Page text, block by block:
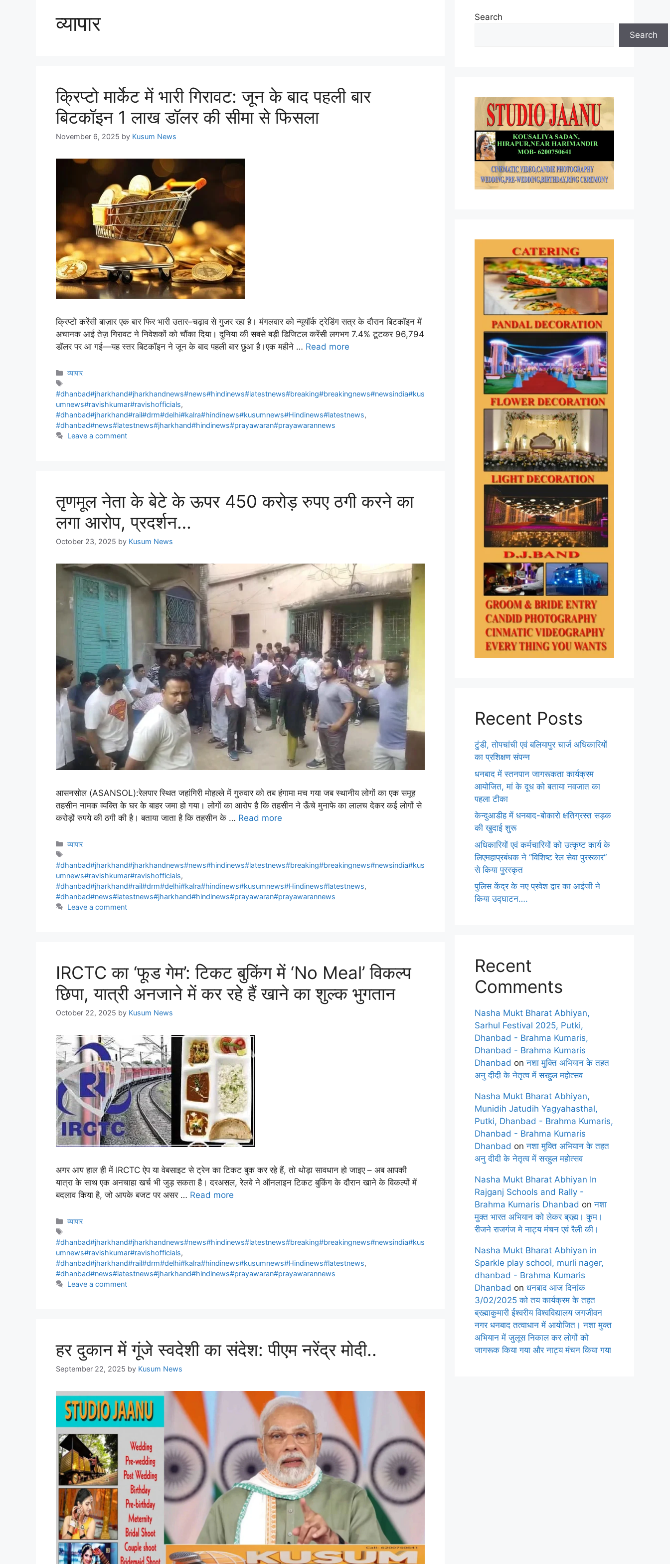
व्यापार
क्रिप्टो मार्केट में भारी गिरावट: जून के बाद पहली बार
बिटकॉइन 1 लाख डॉलर की सीमा से फिसला
November 6, 2025 by Kusum News
क्रिप्टो करेंसी बाज़ार एक बार फिर भारी उतार–चढ़ाव से गुजर रहा है। मंगलवार को न्यूयॉर्क ट्रेडिंग सत्र के दौरान बिटकॉइन में
अचानक आई तेज़ गिरावट ने निवेशकों को चौंका दिया। दुनिया की सबसे बड़ी डिजिटल करेंसी लगभग 7.4% टूटकर 96,794
डॉलर पर आ गई—यह स्तर बिटकॉइन ने जून के बाद पहली बार छुआ है।एक महीने … Read more
व्यापार
#dhanbad#jharkhand#jharkhandnews#news#hindinews#latestnews#breaking#breakingnews#newsindia#kus
umnews#ravishkumar#ravishofficials,
#dhanbad#jharkhand#rail#drm#delhi#kalra#hindinews#kusumnews#Hindinews#latestnews,
#dhanbad#news#latestnews#jharkhand#hindinews#prayawaran#prayawarannews
Leave a comment
तृणमूल नेता के बेटे के ऊपर 450 करोड़ रुपए ठगी करने का
लगा आरोप, प्रदर्शन…
October 23, 2025 by Kusum News
आसनसोल (ASANSOL):रेलपार स्थित जहांगिरी मोहल्ले में गुरुवार को तब हंगामा मच गया जब स्थानीय लोगों का एक समूह
तहसीन नामक व्यक्ति के घर के बाहर जमा हो गया। लोगों का आरोप है कि तहसीन ने ऊँचे मुनाफे का लालच देकर कई लोगों से
करोड़ों रुपये की ठगी की है। बताया जाता है कि तहसीन के … Read more
व्यापार
#dhanbad#jharkhand#jharkhandnews#news#hindinews#latestnews#breaking#breakingnews#newsindia#kus
umnews#ravishkumar#ravishofficials,
#dhanbad#jharkhand#rail#drm#delhi#kalra#hindinews#kusumnews#Hindinews#latestnews,
#dhanbad#news#latestnews#jharkhand#hindinews#prayawaran#prayawarannews
Leave a comment
IRCTC का ‘फूड गेम’: टिकट बुकिंग में ‘No Meal’ विकल्प
छिपा, यात्री अनजाने में कर रहे हैं खाने का शुल्क भुगतान
October 22, 2025 by Kusum News
अगर आप हाल ही में IRCTC ऐप या वेबसाइट से ट्रेन का टिकट बुक कर रहे हैं, तो थोड़ा सावधान हो जाइए – अब आपकी
यात्रा के साथ एक अनचाहा खर्च भी जुड़ सकता है। दरअसल, रेलवे ने ऑनलाइन टिकट बुकिंग के दौरान खाने के विकल्पों में
बदलाव किया है, जो आपके बजट पर असर … Read more
व्यापार
#dhanbad#jharkhand#jharkhandnews#news#hindinews#latestnews#breaking#breakingnews#newsindia#kus
umnews#ravishkumar#ravishofficials,
#dhanbad#jharkhand#rail#drm#delhi#kalra#hindinews#kusumnews#Hindinews#latestnews,
#dhanbad#news#latestnews#jharkhand#hindinews#prayawaran#prayawarannews
Leave a comment
हर दुकान में गूंजे स्वदेशी का संदेश: पीएम नरेंद्र मोदी..
September 22, 2025 by Kusum News
Search
Search
Recent Posts
टुंडी, तोपचांची एवं बलियापुर चार्ज अधिकारियों
का प्रशिक्षण संपन्न
धनबाद में स्तनपान जागरूकता कार्यक्रम
आयोजित, मां के दूध को बताया नवजात का
पहला टीका
केन्दुआडीह में धनबाद-बोकारो क्षतिग्रस्त सड़क
की खुदाई शुरू
अधिकारियों एवं कर्मचारियों को उत्कृष्ट कार्य के
लिएमहाप्रबंधक ने ‘‘विशिष्ट रेल सेवा पुरस्कार‘‘
से किया पुरस्कृत
पुलिस केंद्र के नए प्रवेश द्वार का आईजी ने
किया उद्घाटन….
Recent
Comments
Nasha Mukt Bharat Abhiyan,
Sarhul Festival 2025, Putki,
Dhanbad - Brahma Kumaris,
Dhanbad - Brahma Kumaris
Dhanbad onनशा मुक्ति अभियान के तहत
अनु दीदी के नेतृत्व में सरहुल महोत्सव
Nasha Mukt Bharat Abhiyan,
Munidih Jatudih Yagyahasthal,
Putki, Dhanbad - Brahma Kumaris,
Dhanbad - Brahma Kumaris
Dhanbad onनशा मुक्ति अभियान के तहत
अनु दीदी के नेतृत्व में सरहुल महोत्सव
Nasha Mukt Bharat Abhiyan In
Rajganj Schools and Rally -
Brahma Kumaris Dhanbad onनशा
मुक्त भारत अभियान को लेकर ब्रह्म। कुम।
रीजने राजगंज मे नाट्य मंचन एवं रैली की।
Nasha Mukt Bharat Abhiyan in
Sparkle play school, murli nager,
dhanbad - Brahma Kumaris
Dhanbad on धनबाद आज दिनांक
3/02/2025 को तय कार्यक्रम के तहत
ब्रह्माकुमारी ईश्वरीय विश्वविद्यालय जगजीवन
नगर धनबाद तत्वाधान में आयोजित। नशा मुक्त
अभियान में जुलूस निकाल कर लोगों को
जागरूक किया गया और नाट्य मंचन किया गया